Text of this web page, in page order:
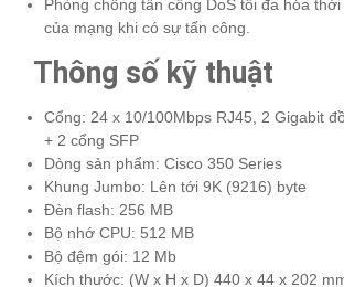
Phòng chống tấn công DoS tối đa hóa
của mạng khi có sự tấn công.
Thông số kỹ thuật
Cổng: 24 x 10/100Mbps RJ45, 2 Gigabit
+ 2 cổng SFP
Dòng sản phẩm: Cisco 350 Series
Khung Jumbo: Lên tới 9K (9216) byte
Đèn flash: 256 MB
Bộ nhớ CPU: 512 MB
Bộ đệm gói: 12 Mb
Kích thước: (W x H x D) 440 x 44 x 202